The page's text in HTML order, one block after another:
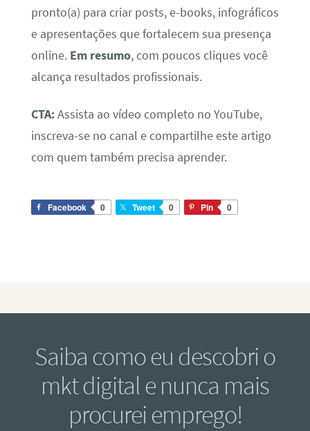
pronto(a) para criar posts, e-books, infográficos
e apresentações que fortalecem sua presença
online. Em resumo, com poucos cliques você
alcança resultados profissionais.
CTA:Assista ao vídeo completo no YouTube,
inscreva-se no canal e compartilhe este artigo
com quem também precisa aprender.
Facebook 0 Tweet 0 Pin 0
Saiba como eu descobri o
mkt digital e nunca mais
procurei emprego!